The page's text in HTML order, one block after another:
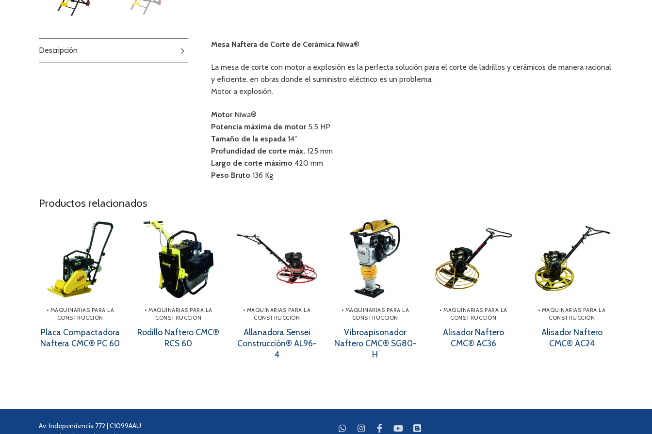
Descripción
Mesa Naftera de Corte de Cerámica Niwa®
La mesa de corte con motor a explosión es la perfecta solución para el corte de ladrillos y cerámicos de manera racional
y eficiente, en obras donde el suministro eléctrico es un problema.
Motor a explosión.
Motor Niwa®
Potencia máxima de motor5,5 HP
Tamaño de la espada 14″
Profundidad de corte máx. 125 mm
Largo de corte máximo 420 mm
Peso Bruto 136 Kg
Productos relacionados
• MAQUINARIAS PARA LA
CONSTRUCCIÓN
Placa Compactadora
Naftera CMC® PC 60
• MAQUINARIAS PARA LA
CONSTRUCCIÓN
Rodillo Naftero CMC®
RCS 60
• MAQUINARIAS PARA LA
CONSTRUCCIÓN
Allanadora Sensei
Construcción® AL96-
4
• MAQUINARIAS PARA LA
CONSTRUCCIÓN
Vibroapisonador
Naftero CMC® SG80-
H
• MAQUINARIAS PARA LA
CONSTRUCCIÓN
Alisador Naftero
CMC® AC36
• MAQUINARIAS PARA LA
CONSTRUCCIÓN
Alisador Naftero
CMC® AC24
Av. Independencia 772 | C1099AAU